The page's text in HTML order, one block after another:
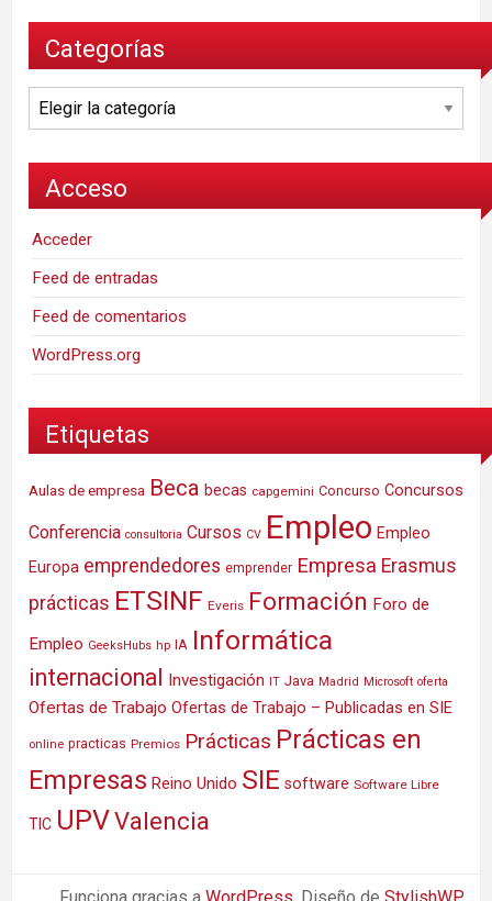
Categorías
Categorías
Acceso
Acceder
Feed de entradas
Feed de comentarios
WordPress.org
Etiquetas
Aulas de empresa Beca becas capgemini Concurso Concursos
Conferencia consultoria Cursos CV Empleo Empleo
Europa emprendedores emprender Empresa Erasmus
prácticas ETSINF Everis Formación Foro de
Empleo GeeksHubs hp IA Informática
internacional Investigación IT Java Madrid Microsoft oferta
Ofertas de Trabajo Ofertas de Trabajo – Publicadas en SIE
online practicas Premios Prácticas Prácticas en
Empresas Reino Unido SIE software Software Libre
TIC UPVValencia